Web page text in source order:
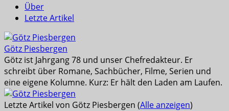
Über
Letzte Artikel
Götz Piesbergen
Götz ist Jahrgang 78 und unser Chefredakteur. Er
schreibt über Romane, Sachbücher, Filme, Serien und
eine eigene Kolumne. Kurz: Er hält den Laden am Laufen.
Letzte Artikel von Götz Piesbergen (Alle anzeigen)